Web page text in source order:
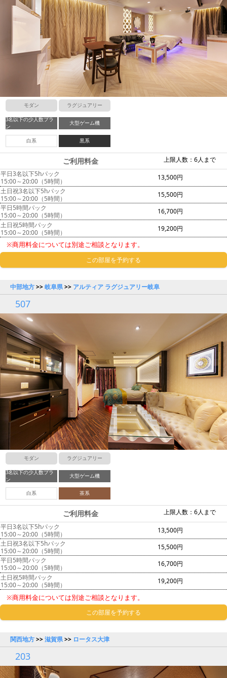
モダン ラグジュアリー
3名以下の少人数プラ
ン
大型ゲーム機
白系 黒系
上限人数：6人まで
ご利用料金
平日3名以下5hパック
15:00～20:00（5時間）
13,500円
土日祝3名以下5hパック
15:00～20:00（5時間）
15,500円
平日5時間パック
15:00～20:00（5時間）
16,700円
土日祝5時間パック
15:00～20:00（5時間）
19,200円
※商用料金については別途ご相談となります。
この部屋を予約する
中部地方>>岐阜県>> アルティア ラグジュアリー岐阜
507
モダン ラグジュアリー
3名以下の少人数プラ
ン
大型ゲーム機
白系 茶系
上限人数：6人まで
ご利用料金
平日3名以下5hパック
15:00～20:00（5時間）
13,500円
土日祝3名以下5hパック
15:00～20:00（5時間）
15,500円
平日5時間パック
15:00～20:00（5時間）
16,700円
土日祝5時間パック
15:00～20:00（5時間）
19,200円
※商用料金については別途ご相談となります。
この部屋を予約する
関西地方>>滋賀県>> ロータス大津
203